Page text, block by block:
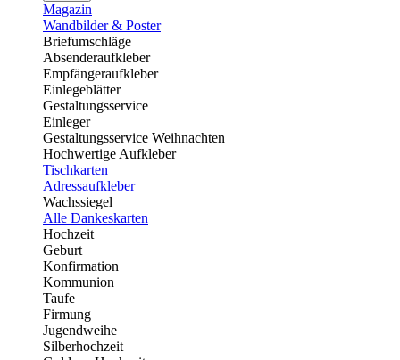
Magazin
Wandbilder & Poster
Briefumschläge
Absenderaufkleber
Empfängeraufkleber
Einlegeblätter
Gestaltungsservice
Einleger
Gestaltungsservice Weihnachten
Hochwertige Aufkleber
Tischkarten
Adressaufkleber
Wachssiegel
Alle Dankeskarten
Hochzeit
Geburt
Konfirmation
Kommunion
Taufe
Firmung
Jugendweihe
Silberhochzeit